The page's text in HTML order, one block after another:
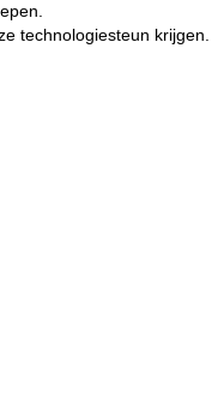
technologiesteun krijgen.